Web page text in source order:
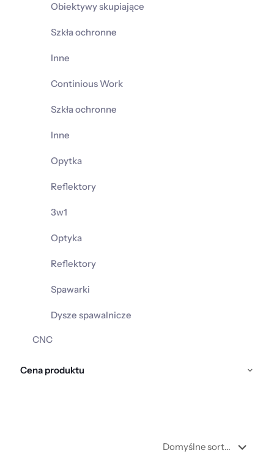
Obiektywy skupiające
Szkła ochronne
Inne
Continious Work
Szkła ochronne
Inne
Opytka
Reflektory
3w1
Optyka
Reflektory
Spawarki
Dysze spawalnicze
CNC
Cena produktu